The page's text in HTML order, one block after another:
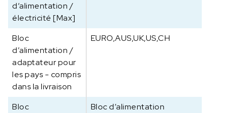
d‘alimentation /
électricité [Max]
Bloc
d’alimentation /
adaptateur pour
les pays - compris
dans la livraison
EURO,AUS,UK,US,CH
Bloc
Bloc d’alimentation